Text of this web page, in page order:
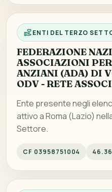
ENTI DEL TERZO
FEDERAZIONE
ASSOCIAZIONI
ANZIANI (ADA) DI
ODV - RETE
Ente presente negli
attivo a Roma (Lazio)
Settore.
CF 03958751004